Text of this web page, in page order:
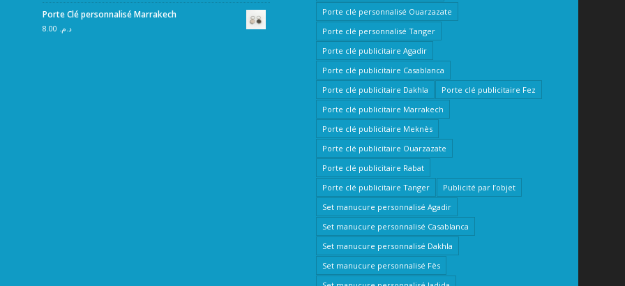
Porte Clé personnalisé Marrakech
د.م.
Porte clé personnalisé Ouarzazate
Porte clé personnalisé Tanger
Porte clé publicitaire Agadir
Porte clé publicitaire Casablanca
Porte clé publicitaire Dakhla
Porte clé publicitaire Fez
Porte clé publicitaire Marrakech
Porte clé publicitaire Meknès
Porte clé publicitaire Ouarzazate
Porte clé publicitaire Rabat
Porte clé publicitaire Tanger
Publicité par l’objet
Set manucure personnalisé Agadir
Set manucure personnalisé Casablanca
Set manucure personnalisé Dakhla
Set manucure personnalisé Fès